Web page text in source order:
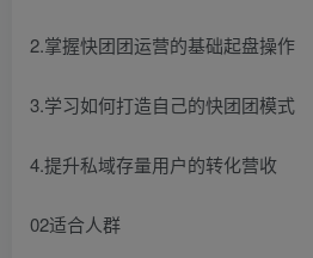
2.掌握快团团运营的基础起盘操作
3.学习如何打造自己的快团团模式
4.提升私域存量用户的转化营收
02适合人群